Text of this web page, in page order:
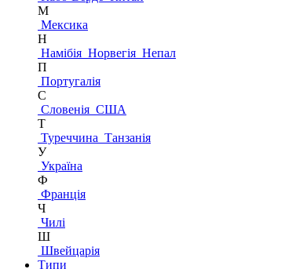
М
Мексика
Н
Намібія Норвегія Непал
П
Португалія
С
Словенія США
Т
Туреччина Танзанія
У
Україна
Ф
Франція
Ч
Чилі
Ш
Швейцарія
Типи